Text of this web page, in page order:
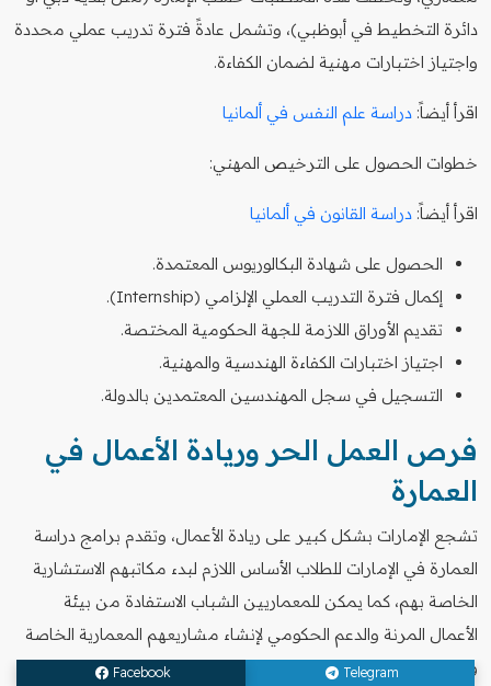
دائرة التخطيط في أبوظبي)، وتشمل عادةً فترة تدريب عملي محددة
واجتياز اختبارات مهنية لضمان الكفاءة.
اقرأ أيضاً: دراسة علم النفس في ألمانيا
خطوات الحصول على الترخيص المهني:
اقرأ أيضاً: دراسة القانون في ألمانيا
الحصول على شهادة البكالوريوس المعتمدة.
إكمال فترة التدريب العملي الإلزامي (Internship).
تقديم الأوراق اللازمة للجهة الحكومية المختصة.
اجتياز اختبارات الكفاءة الهندسية والمهنية.
التسجيل في سجل المهندسين المعتمدين بالدولة.
فرص العمل الحر وريادة الأعمال في
العمارة
تشجع الإمارات بشكل كبير على ريادة الأعمال، وتقدم برامج دراسة
العمارة في الإمارات للطلاب الأساس اللازم لبدء مكاتبهم الاستشارية
الخاصة بهم، كما يمكن للمعماريين الشباب الاستفادة من بيئة
الأعمال المرنة والدعم الحكومي لإنشاء مشاريعهم المعمارية الخاصة
والمبتكرة في مجالات متخصصة.
Telegram
Facebook